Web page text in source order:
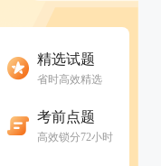
精选试题
省时高效精选
考前点题
高效锁分72小时